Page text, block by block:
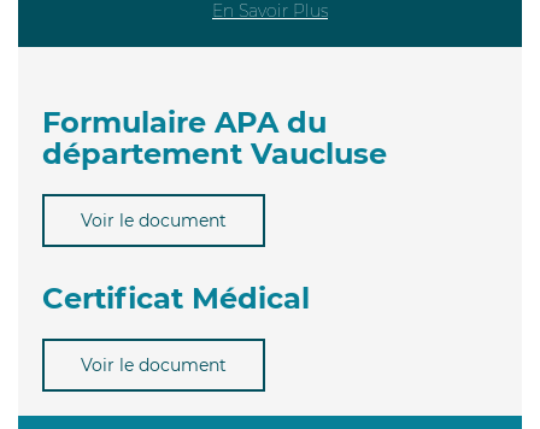
En Savoir Plus
Formulaire APA du
département Vaucluse
Voir le document
Certificat Médical
Voir le document